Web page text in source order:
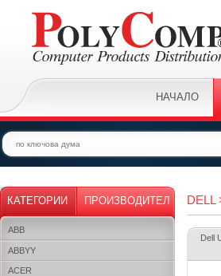
НАЧАЛО
КАТЕГОРИИ ПРОИЗВОДИТЕЛ
ABB
ABBYY
ACER
DELL
Dell